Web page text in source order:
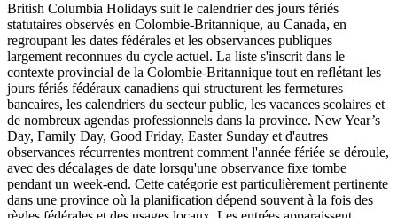
British Columbia Holidays suit le calendrier des jours fériés
statutaires observés en Colombie-Britannique, au Canada, en
regroupant les dates fédérales et les observances publiques
largement reconnues du cycle actuel. La liste s'inscrit dans le
contexte provincial de la Colombie-Britannique tout en reflétant les
jours fériés fédéraux canadiens qui structurent les fermetures
bancaires, les calendriers du secteur public, les vacances scolaires et
de nombreux agendas professionnels dans la province. New Year’s
Day, Family Day, Good Friday, Easter Sunday et d'autres
observances récurrentes montrent comment l'année fériée se déroule,
avec des décalages de date lorsqu'une observance fixe tombe
pendant un week-end. Cette catégorie est particulièrement pertinente
dans une province où la planification dépend souvent à la fois des